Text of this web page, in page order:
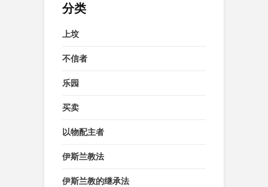
分类
上坟
不信者
乐园
买卖
以物配主者
伊斯兰教法
伊斯兰教的继承法